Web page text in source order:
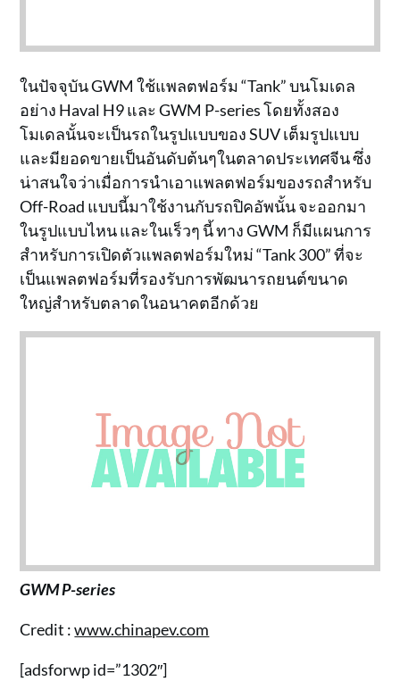
ในปัจจุบัน GWM ใช้แพลตฟอร์ม “Tank” บนโมเดล
อย่าง Haval H9 และ GWM P-series โดยทั้งสอง
โมเดลนั้นจะเป็นรถในรูปแบบของ SUV เต็มรูปแบบ
และมียอดขายเป็นอันดับต้นๆในตลาดประเทศจีน ซึ่ง
น่าสนใจว่าเมื่อการนำเอาแพลตฟอร์มของรถสำหรับ
Off-Road แบบนี้มาใช้งานกับรถปิคอัพนั้น จะออกมา
ในรูปแบบไหน และในเร็วๆ นี้ ทาง GWM ก็มีแผนการ
สำหรับการเปิดตัวแพลตฟอร์มใหม่ “Tank 300” ที่จะ
เป็นแพลตฟอร์มที่รองรับการพัฒนารถยนต์ขนาด
ใหญ่สำหรับตลาดในอนาคตอีกด้วย
GWM P-series
Credit :www.chinapev.com
[adsforwp id=”1302″]